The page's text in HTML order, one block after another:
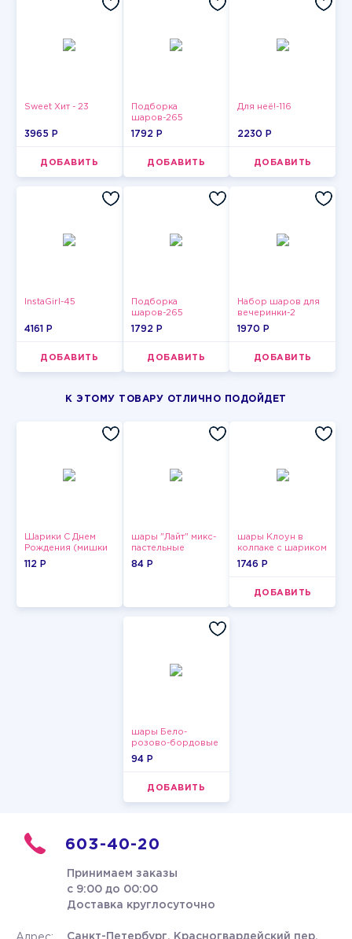
Sweet Хит - 23
3965 P
ДОБАВИТЬ
Подборка
шаров-265
1792 P
ДОБАВИТЬ
Для неё!-116
2230 P
ДОБАВИТЬ
InstaGirl-45
4161 P
ДОБАВИТЬ
Подборка
шаров-265
1792 P
ДОБАВИТЬ
Набор шаров для
вечеринки-2
1970 P
ДОБАВИТЬ
К ЭТОМУ ТОВАРУ ОТЛИЧНО ПОДОЙДЕТ
Шарики С Днем
Рождения (мишки
и тортики)
112 P
шары "Лайт" микс-
пастельные
84 P
шары Клоун в
колпаке с шариком
1746 P
ДОБАВИТЬ
шары Бело-
розово-бордовые
металлик
94 P
ДОБАВИТЬ
603-40-20
Принимаем заказы
с 9:00 до 00:00
Доставка круглосуточно
Санкт-Петербург, Красногвардейский пер.